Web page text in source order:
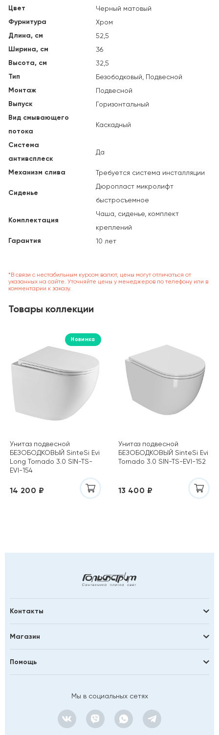
Цвет Черный матовый
Фурнитура Хром
Длина, см 52,5
Ширина, см 36
Высота, см 32,5
Тип Безободковый, Подвесной
Монтаж Подвесной
Выпуск Горизонтальный
Вид смывающего
потока
Каскадный
Система
антивсплеск
Да
Механизм слива Требуется система инсталляции
Сиденье
Дюропласт микролифт
быстросъемное
Комплектация
Чаша, сиденье, комплект
креплений
Гарантия 10 лет
*В связи с нестабильным курсом валют, цены могут отличаться от
указанных на сайте. Уточняйте цены у менеджеров по телефону или в
комментарии к заказу.
Товары коллекции
Новинка
Унитаз подвесной
БЕЗОБОДКОВЫЙ SinteSi Evi
Long Tornado 3.0 SIN-TS-
EVI-154
14 200 ₽
Унитаз подвесной
БЕЗОБОДКОВЫЙ SinteSi Evi
Tornado 3.0 SIN-TS-EVI-152
13 400 ₽
Контакты
Магазин
Помощь
Мы в социальных сетях